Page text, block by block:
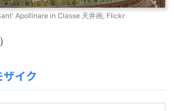
Apollinare in Classe 天井画, Flickr
イク